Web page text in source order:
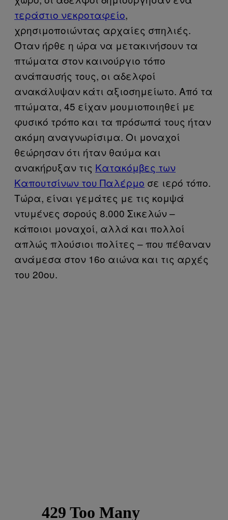
τεράστιο νεκροταφείο,
χρησιμοποιώντας αρχαίες σπηλιές.
Όταν ήρθε η ώρα να μετακινήσουν τα
πτώματα στον καινούργιο τόπο
ανάπαυσής τους, οι αδελφοί
ανακάλυψαν κάτι αξιοσημείωτο. Από τα
πτώματα, 45 είχαν μουμιοποιηθεί με
φυσικό τρόπο και τα πρόσωπά τους ήταν
ακόμη αναγνωρίσιμα. Οι μοναχοί
θεώρησαν ότι ήταν θαύμα και
ανακήρυξαν τις Κατακόμβες των
Καπουτσίνων του Παλέρμο σε ιερό τόπο.
Τώρα, είναι γεμάτες με τις κομψά
ντυμένες σορούς 8.000 Σικελών –
κάποιοι μοναχοί, αλλά και πολλοί
απλώς πλούσιοι πολίτες – που πέθαναν
ανάμεσα στον 16ο αιώνα και τις αρχές
του 20ου.